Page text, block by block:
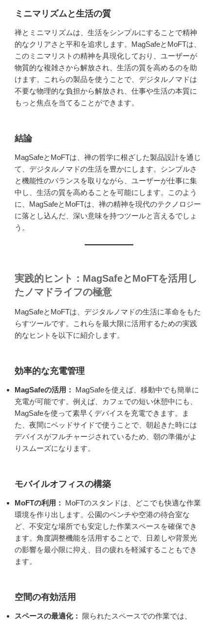
ミニマリズムと生活の質
禅とミニマリズムは、生活をシンプルにすることで精神
的なクリアさと平和を追求します。MagSafeとMoFTは、
このミニマリストの精神を具現化しており、ユーザーが
物質的な複雑さから解放され、生活の質を高めるのを助
けます。これらの製品を使うことで、デジタルノマドは
不要な物理的な負担から解放され、仕事や生活の本質に
もっと焦点を当てることができます。
結論
MagSafeとMoFTは、禅の哲学に根ざした製品設計を通じ
て、デジタルノマドの生活を豊かにします。シンプルさ
と機能性のバランスを取りながら、ユーザーが仕事に集
中し、生活の質を高めることを可能にします。このよう
に、MagSafeとMoFTは、禅の精神を現代のテクノロジー
に落とし込んだ、深い意味を持つツールと言えるでしょ
う。
実践的ヒント：MagSafeとMoFTを活用し
たノマドライフの極意
MagSafeとMoFTは、デジタルノマドの生活に革命をもた
らすツールです。これらを最大限に活用するための実践
的なヒントを以下に紹介します。
効率的な充電管理
MagSafeの活用：
MagSafeを使えば、移動中でも簡単に
充電が可能です。例えば、カフェでの短い休憩中にも、
MagSafeを使って素早くデバイスを充電できます。ま
た、夜間にベッドサイドで使うことで、朝起きた時には
デバイスがフルチャージされているため、朝の準備がよ
りスムーズになります。
モバイルオフィスの構築
MoFTの利用：
MoFTのスタンドは、どこでも快適な作業
環境を作り出します。公園のベンチや空港の待合室な
ど、不安定な場所でも安定した作業スペースを確保でき
ます。角度調整機能を活用することで、日差しや背景光
の影響を最小限に抑え、目の疲れを軽減することもでき
ます。
空間の有効活用
スペースの最適化：
限られたスペースでの作業では、